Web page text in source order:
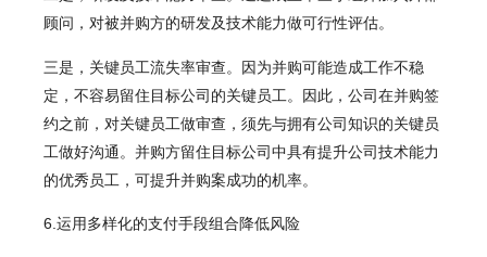
顾问，对被并购方的研发及技术能力做可行性评估。
三是，关键员工流失率审查。因为并购可能造成工作不稳
定，不容易留住目标公司的关键员工。因此，公司在并购签
约之前，对关键员工做审查，须先与拥有公司知识的关键员
工做好沟通。并购方留住目标公司中具有提升公司技术能力
的优秀员工，可提升并购案成功的机率。
6.运用多样化的支付手段组合降低风险